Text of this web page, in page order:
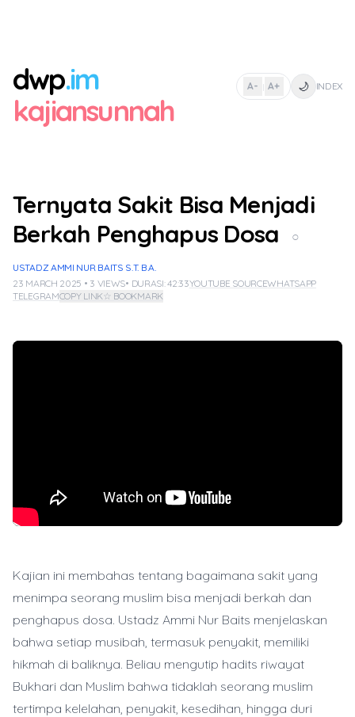
dwp.im
kajiansunnah
A- | A+ 🌙 INDEX
Ternyata Sakit Bisa Menjadi
Berkah Penghapus Dosa
○
USTADZ AMMI NUR BAITS S.T. B.A.
23 MARCH 2025 • 3 VIEWS• DURASI: 42:33YOUTUBE SOURCEWHATSAPP
TELEGRAMCOPY LINK☆ BOOKMARK
Kajian ini membahas tentang bagaimana sakit yang
menimpa seorang muslim bisa menjadi berkah dan
penghapus dosa. Ustadz Ammi Nur Baits menjelaskan
bahwa setiap musibah, termasuk penyakit, memiliki
hikmah di baliknya. Beliau mengutip hadits riwayat
Bukhari dan Muslim bahwa tidaklah seorang muslim
tertimpa kelelahan, penyakit, kesedihan, hingga duri